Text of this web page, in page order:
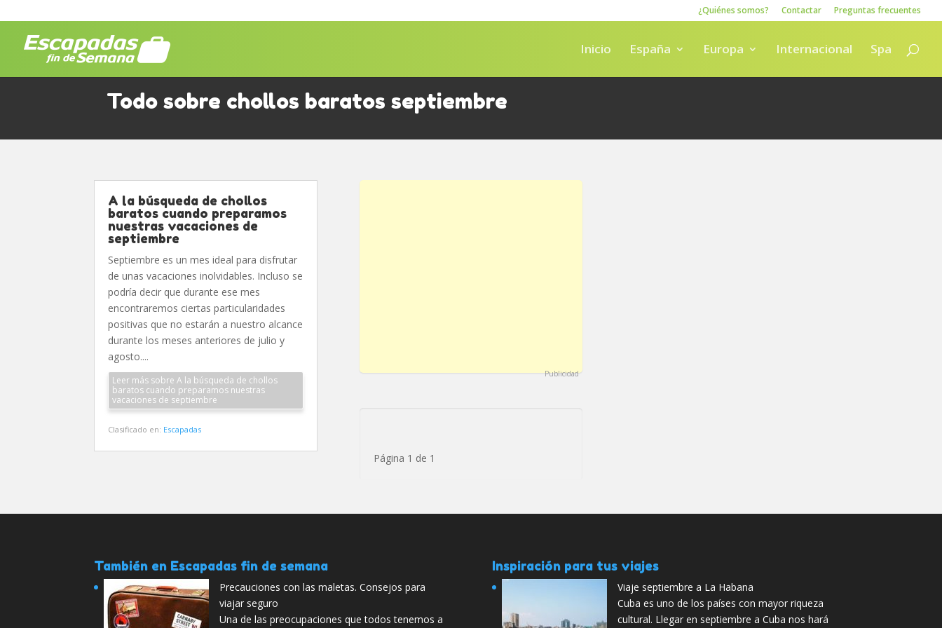
¿Quiénes somos? Contactar Preguntas frecuentes
Inicio España Europa Internacional Spa
Todo sobre chollos baratos septiembre
A la búsqueda de chollos
baratos cuando preparamos
nuestras vacaciones de
septiembre
Septiembre es un mes ideal para disfrutar
de unas vacaciones inolvidables. Incluso se
podría decir que durante ese mes
encontraremos ciertas particularidades
positivas que no estarán a nuestro alcance
durante los meses anteriores de julio y
agosto....
Leer más sobre A la búsqueda de chollos
baratos cuando preparamos nuestras
vacaciones de septiembre
Clasificado en: Escapadas
Publicidad
Página 1 de 1
También en Escapadas fin de semana
Precauciones con las maletas. Consejos para
viajar seguro
Una de las preocupaciones que todos tenemos a
Inspiración para tus viajes
Viaje septiembre a La Habana
Cuba es uno de los países con mayor riqueza
cultural. Llegar en septiembre a Cuba nos hará